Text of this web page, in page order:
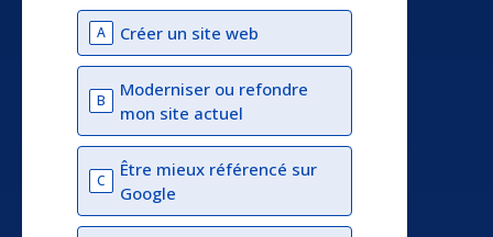
A Créer un site web
B
Moderniser ou refondre
mon site actuel
C
Être mieux référencé sur
Google